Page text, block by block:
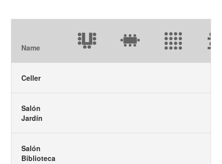
Name
Celler
Salón
Jardín
Salón
Biblioteca